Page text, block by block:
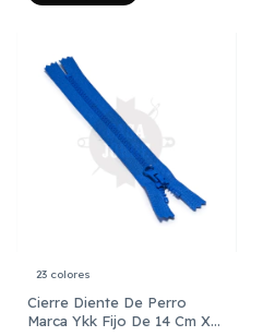
23 colores
Cierre Diente De Perro
Marca Ykk Fijo De 14 Cm X